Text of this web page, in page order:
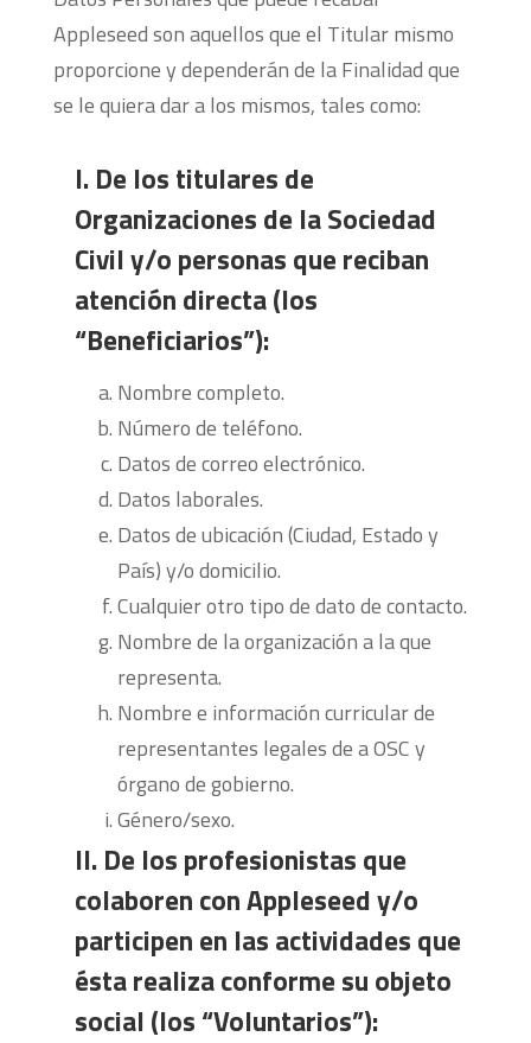
Appleseed son aquellos que el Titular mismo
proporcione y dependerán de la Finalidad que
se le quiera dar a los mismos, tales como:
I. De los titulares de
Organizaciones de la Sociedad
Civil y/o personas que reciban
atención directa (los
“Beneficiarios”):
Nombre completo.
Número de teléfono.
Datos de correo electrónico.
Datos laborales.
Datos de ubicación (Ciudad, Estado y
País) y/o domicilio.
Cualquier otro tipo de dato de contacto.
Nombre de la organización a la que
representa.
Nombre e información curricular de
representantes legales de a OSC y
órgano de gobierno.
Género/sexo.
II. De los profesionistas que
colaboren con Appleseed y/o
participen en las actividades que
ésta realiza conforme su objeto
social (los “Voluntarios”):